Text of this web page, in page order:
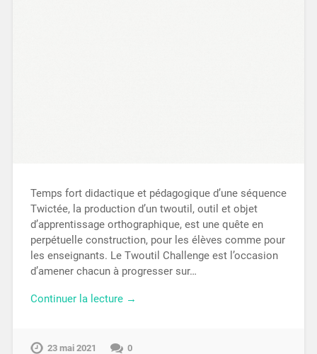
Temps fort didactique et pédagogique d’une séquence
Twictée, la production d’un twoutil, outil et objet
d’apprentissage orthographique, est une quête en
perpétuelle construction, pour les élèves comme pour
les enseignants. Le Twoutil Challenge est l’occasion
d’amener chacun à progresser sur…
Continuer la lecture →
23 mai 2021 0